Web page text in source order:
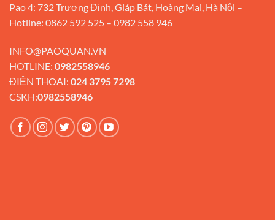
Pao 4: 732 Trương Định, Giáp Bát, Hoàng Mai, Hà Nội –
Hotline: 0862 592 525 – 0982 558 946
INFO@PAOQUAN.VN
HOTLINE: 0982558946
ĐIỆN THOẠI: 024 3795 7298
CSKH:0982558946